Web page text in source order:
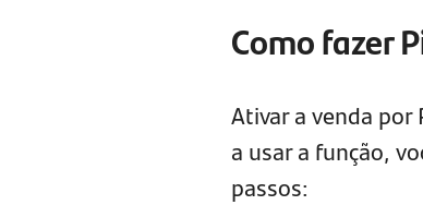
Como fazer
Ativar a venda por
a usar a função,
passos: